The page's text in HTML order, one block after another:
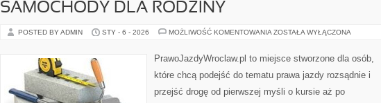
SAMOCHODY DLA RODZINY
POSTED BY ADMIN STY - 6 - 2026 MOŻLIWOŚĆ KOMENTOWANIA SAMOCHODY
ZOSTAŁA WYŁĄCZONA
PrawoJazdyWroclaw.pl to miejsce stworzone dla osób,
które chcą podejść do tematu prawa jazdy rozsądnie i
przejść drogę od pierwszej myśli o kursie aż po